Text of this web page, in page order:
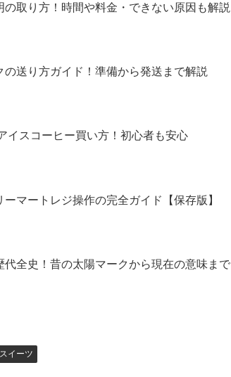
の取り方！時間や料金・できない原因も解説
の送り方ガイド！準備から発送まで解説
イスコーヒー買い方！初心者も安心
マートレジ操作の完全ガイド【保存版】
代全史！昔の太陽マークから現在の意味まで
イーツ